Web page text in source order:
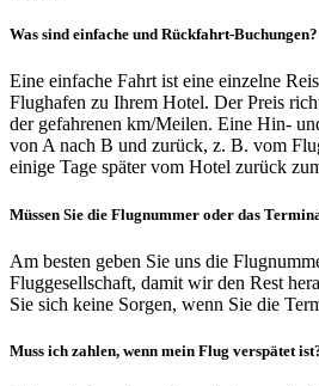
Was sind einfache und Rückfahrt-Buchungen?
Eine einfache Fahrt ist eine einzelne
Flughafen zu Ihrem Hotel. Der Preis
der gefahrenen km/Meilen. Eine Hin-
von A nach B und zurück, z. B. vom
einige Tage später vom Hotel zurück
Müssen Sie die Flugnummer oder das
Am besten geben Sie uns die
Fluggesellschaft, damit wir den Rest
Sie sich keine Sorgen, wenn Sie die
Muss ich zahlen, wenn mein Flug verspätet